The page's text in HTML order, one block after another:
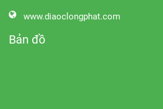
www.diaoclongphat.com
Bản đồ